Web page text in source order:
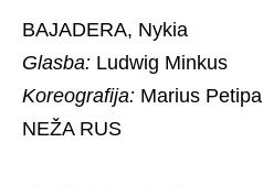
BAJADERA, Nykia
Glasba: Ludwig Minkus
Koreografija: Marius Petipa
NEŽA RUS